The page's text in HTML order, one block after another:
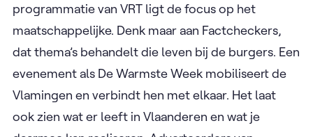
programmatie van VRT ligt de focus op het
maatschappelijke. Denk maar aan Factcheckers,
dat thema’s behandelt die leven bij de burgers. Een
evenement als De Warmste Week mobiliseert de
Vlamingen en verbindt hen met elkaar. Het laat
ook zien wat er leeft in Vlaanderen en wat je